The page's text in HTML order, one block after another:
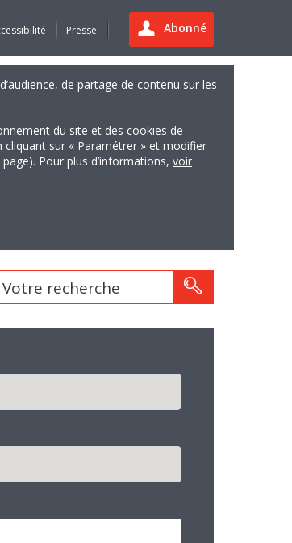
Abonné
Presse
de partage de contenu sur les
du site et des cookies de
sur « Paramétrer » et modifier
Pour plus d’informations, voir
Votre recherche